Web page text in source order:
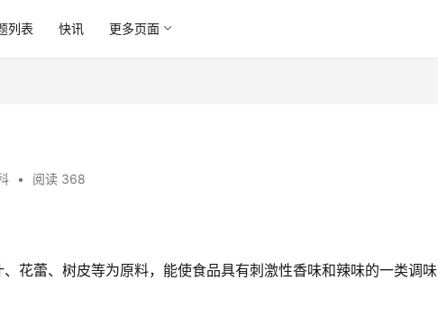
列表 快讯 更多页面
• 阅读 368
花蕾、树皮等为原料，能使食品具有刺激性香味和辣味的一类调味